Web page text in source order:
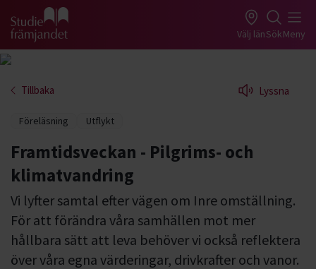
Gå till studiefrämjandets startsida Välj länSökMeny
Tillbaka Lyssna
Föreläsning Utflykt
Framtidsveckan - Pilgrims- och
klimatvandring
Vi lyfter samtal efter vägen om Inre omställning.
För att förändra våra samhällen mot mer
hållbara sätt att leva behöver vi också reflektera
över våra egna värderingar, drivkrafter och vanor.